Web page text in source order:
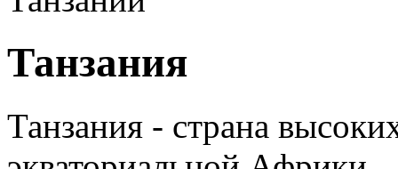
Танзания
Танзания - страна